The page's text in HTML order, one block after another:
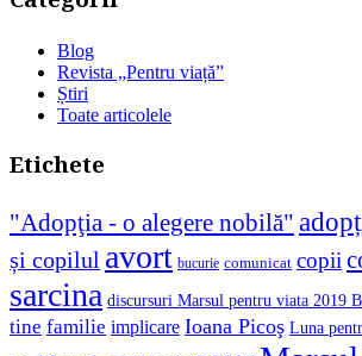
Blog
Revista „Pentru viață”
Știri
Toate articolele
Etichete
"Adopţia - o alegere nobilă"
și copilul avort bucurie comunicat copii
sarcina discursuri Marsul pentru viata 2019
tine familie implicare Ioana Picoş Luna